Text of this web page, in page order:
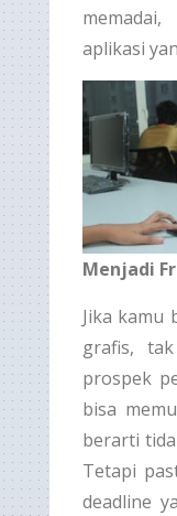
aplikasi
Menjadi
Jika kamu
grafis,
prospek
bisa
berarti
Tetapi
deadline